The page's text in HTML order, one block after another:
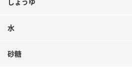
しょうゆ
水
砂糖